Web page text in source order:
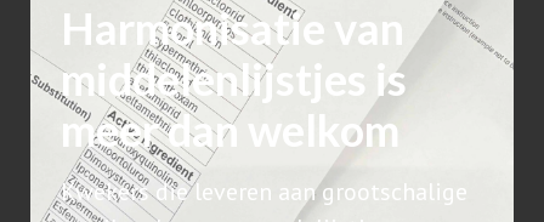
Harmonisatie van
middelenlijstjes is
meer dan welkom
Kwekers die leveren aan grootschalige